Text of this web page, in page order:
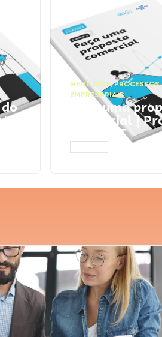
NEGÓCIOS,PROCESSOS
EMPRESARIAIS
Faça uma
comercial |
ChatGPT